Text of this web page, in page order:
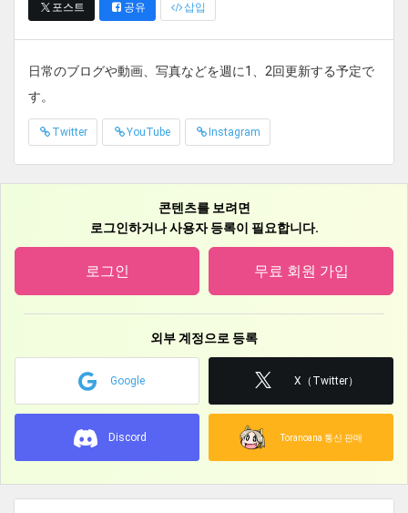
포스트 공유 삽입
日常のブログや動画、写真などを週に1、2回更新する予定で
す。
Twitter YouTube Instagram
콘텐츠를 보려면
로그인하거나 사용자 등록이 필요합니다.
로그인 무료 회원 가입
외부 계정으로 등록
Google X（Twitter）
Discord Toranoana 통신 판매